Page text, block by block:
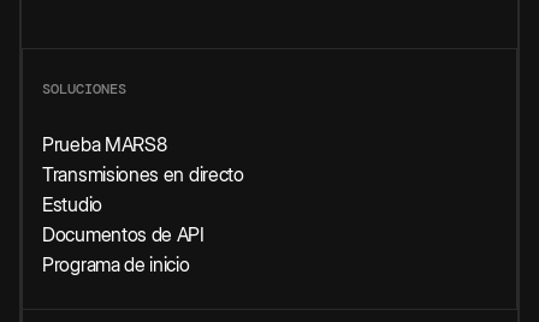
SOLUCIONES
Prueba MARS8
Transmisiones en directo
Estudio
Documentos de API
Programa de inicio